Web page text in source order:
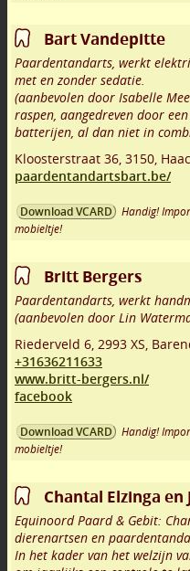
Bart Vandepitte
Paardentandarts, werkt
met en zonder sedatie.
(aanbevolen door Isabelle
raspen, aangedreven door
batterijen, al dan niet in
Kloosterstraat 36 3150
paardentandartsbart.be/
Download VCARD
Handig!
mobieltje!
Britt Bergers
Paardentandarts, werkt
(aanbevolen door Lin
Riederveld 6 2993 XS
+31636211633
www.britt-bergers.nl/
facebook
Download VCARD
Handig!
mobieltje!
Chantal Elzinga en
Equinoord Paard & Gebit:
dierenartsen en
In het kader van het welzijn